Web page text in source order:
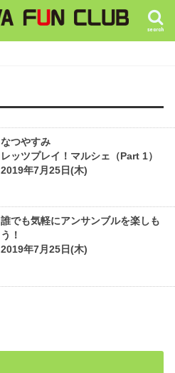
search
なつやすみ
レッツプレイ！マルシェ（Part 1）
2019年7月25日(木)
誰でも気軽にアンサンブルを楽しも
う！
2019年7月25日(木)